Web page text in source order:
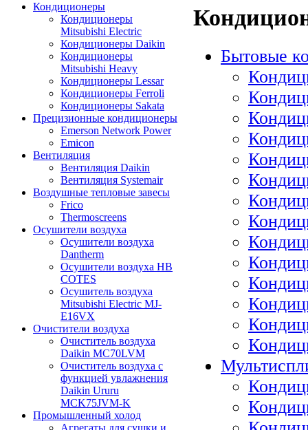
Кондиционеры
Кондиционеры
Mitsubishi Electric
Кондиционеры Daikin
Кондиционеры
Mitsubishi Heavy
Кондиционеры Lessar
Кондиционеры Ferroli
Кондиционеры Sakata
Прецизионные кондиционеры
Emerson Network Power
Emicon
Вентиляция
Вентиляция Daikin
Вентиляция Systemair
Воздушные тепловые завесы
Frico
Thermoscreens
Осушители воздуха
Осушители воздуха
Dantherm
Осушители воздуха HB
COTES
Осушитель воздуха
Mitsubishi Electric MJ-
E16VX
Очистители воздуха
Очиститель воздуха
Daikin MC70LVM
Очиститель воздуха с
функцией увлажнения
Daikin Ururu
MCK75JVM-K
Промышленный холод
Агрегаты для сушки и
Бытовые